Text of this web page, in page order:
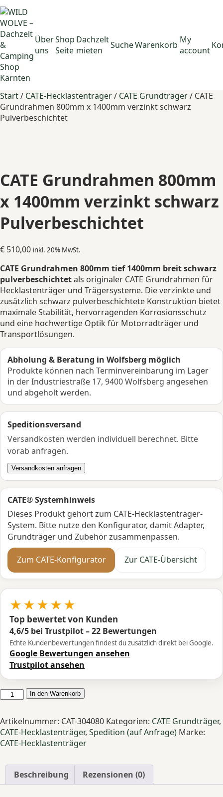
Über
uns
Shop
Seite
Dachzelt
mieten
SucheWarenkorb My
account
Start/ CATE-Hecklastenträger/ CATE Grundträger/ CATE
Grundrahmen 800mm x 1400mm verzinkt schwarz
Pulverbeschichtet
CATE Grundrahmen 800mm
x 1400mm verzinkt schwarz
Pulverbeschichtet
€ 510,00 inkl. 20% MwSt.
CATE Grundrahmen 800mm tief 1400mm breit schwarz
pulverbeschichtetals originaler CATE Grundrahmen für
Hecklastenträger und Trägersysteme. Die verzinkte und
zusätzlich schwarz pulverbeschichtete Konstruktion bietet
maximale Stabilität, hervorragenden Korrosionsschutz
und eine hochwertige Optik für Motorradträger und
Transportlösungen.
Abholung & Beratung in Wolfsberg möglich
Produkte können nach Terminvereinbarung im Lager
in der Industriestraße 17, 9400 Wolfsberg angesehen
und abgeholt werden.
Speditionsversand
Versandkosten werden individuell berechnet. Bitte
vorab anfragen.
Versandkosten anfragen
CATE® Systemhinweis
Dieses Produkt gehört zum CATE-Hecklastenträger-
System. Bitte nutze den Konfigurator, damit Adapter,
Grundträger und Zubehör zusammenpassen.
Zum CATE-Konfigurator Zur CATE-Übersicht
★★★★★
Top bewertet von Kunden
4,6/5 bei Trustpilot – 22 Bewertungen
Echte Kundenbewertungen findest du zusätzlich direkt bei Google.
Google Bewertungen ansehen
Trustpilot ansehen
CATE
x
1400mm
verzinkt
Pulverbeschichtet
Menge
In den Warenkorb
Artikelnummer: CAT-304080 Kategorien: CATE Grundträger,
CATE-Hecklastenträger, Spedition (auf Anfrage) Marke:
CATE-Hecklastenträger
Beschreibung Rezensionen (0)